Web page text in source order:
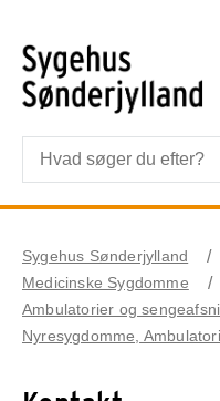
Sygehus Sønderjylland
Medicinske Sygdomme
Ambulatorier og
Nyresygdomme,